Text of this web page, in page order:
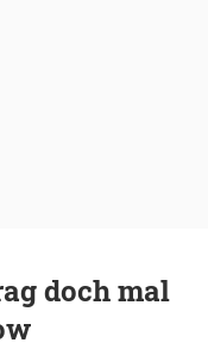
doch mal